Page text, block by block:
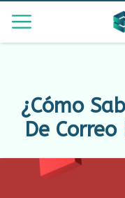
¿Cómo
De